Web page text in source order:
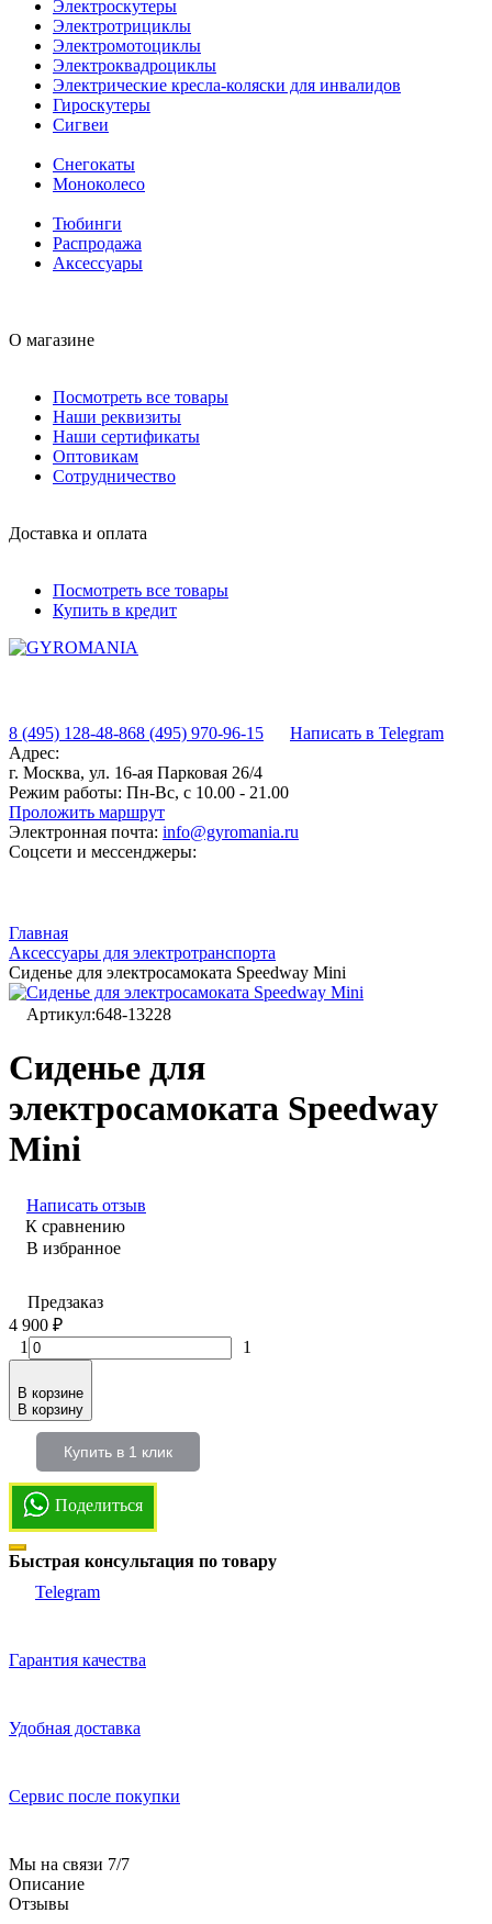
Электроскутеры
Электротрициклы
Электромотоциклы
Электроквадроциклы
Электрические кресла-коляски для инвалидов
Гироскутеры
Сигвеи
Снегокаты
Моноколесо
Тюбинги
Распродажа
Аксессуары
О магазине
Посмотреть все товары
Наши реквизиты
Наши сертификаты
Оптовикам
Сотрудничество
Доставка и оплата
Посмотреть все товары
Купить в кредит
8 (495) 128-48-868 (495) 970-96-15
Написать в Telegram
Адрес:
г. Москва, ул. 16-ая Парковая 26/4
Режим работы: Пн-Вс, с 10.00 - 21.00
Проложить маршрут
Электронная почта: info@gyromania.ru
Соцсети и мессенджеры:
Главная
Аксессуары для электротранспорта
Сиденье для электросамоката Speedway Mini
Артикул:648-13228
Сиденье для
электросамоката Speedway
Mini
Написать отзыв
К сравнению
В избранное
Предзаказ
4 900 ₽
1
1
В корзине
В корзину
Купить в 1 клик
Поделиться
Быстрая консультация по товару
Telegram
Гарантия качества
Удобная доставка
Сервис после покупки
Мы на связи 7/7
Описание
Отзывы